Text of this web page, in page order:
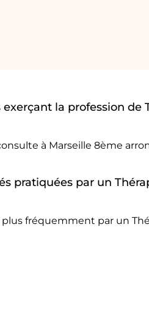
la profession de
à Marseille 8ème
pratiquées par un
fréquemment par un